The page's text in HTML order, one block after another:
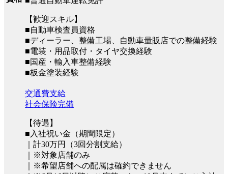
【歓迎スキル】
■自動車検査員資格
■ディーラー、整備工場、自動車量販店での整備経験
■電装・用品取付・タイヤ交換経験
■国産・輸入車整備経験
■板金塗装経験
交通費支給
社会保険完備
【待遇】
■入社祝い金（期間限定）
｜計30万円（3回分割支給）
｜※対象店舗のみ
｜※希望店舗への配属は確約できません